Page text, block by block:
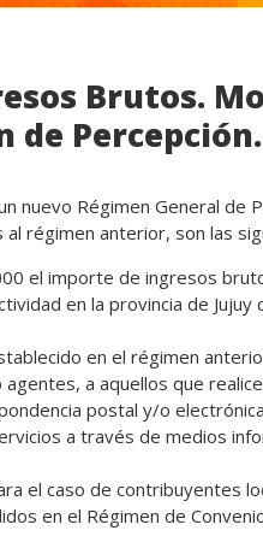
Brutos.
de
nuevo Régimen General de
régimen anterior, son las
el importe de ingresos
en la provincia de
en el régimen
a aquellos que
postal y/o
a través de medios
el caso de contribuyentes
en el Régimen de